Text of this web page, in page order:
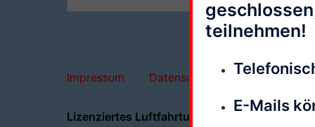
Impressum Datenschutz AGBs
Lizenziertes Luftfahrtunternehmen
teilnehmen!
E-Mails